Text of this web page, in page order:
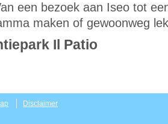
een bezoek aan Iseo tot
maken of gewoonweg
Il Patio
Disclaimer